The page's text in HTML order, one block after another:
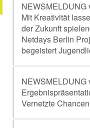
NEWSMELDUNG
Mit Kreativität
der Zukunft
Netdays Berlin
begeistert
NEWSMELDUNG
Vernetzte